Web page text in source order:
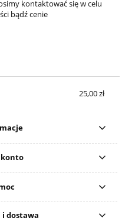
kontaktować się w celu
bądź cenie
kosztów płatności
25,00 zł
i dostawa